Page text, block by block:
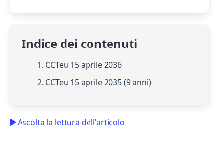
Indice dei contenuti
1. CCTeu 15 aprile 2036
2. CCTeu 15 aprile 2035 (9 anni)
Ascolta la lettura dell'articolo